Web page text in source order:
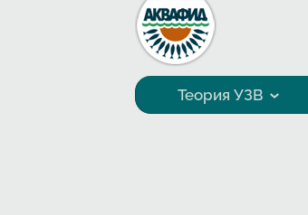
Перейти к основному содержанию
Теория УЗВ